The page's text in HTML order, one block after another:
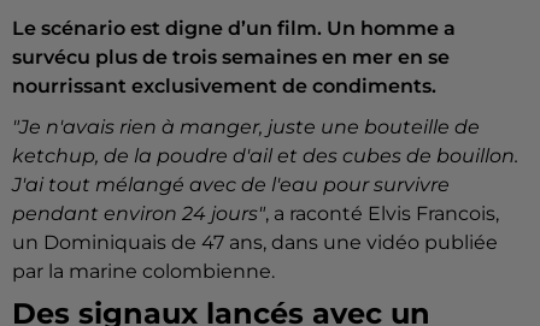
Le scénario est digne d’un film. Un homme a
survécu plus de trois semaines en mer en se
nourrissant exclusivement de condiments.
"Je n'avais rien à manger, juste une bouteille de
ketchup, de la poudre d'ail et des cubes de bouillon.
J'ai tout mélangé avec de l'eau pour survivre
pendant environ 24 jours", a raconté Elvis Francois,
un Dominiquais de 47 ans, dans une vidéo publiée
par la marine colombienne.
Des signaux lancés avec un